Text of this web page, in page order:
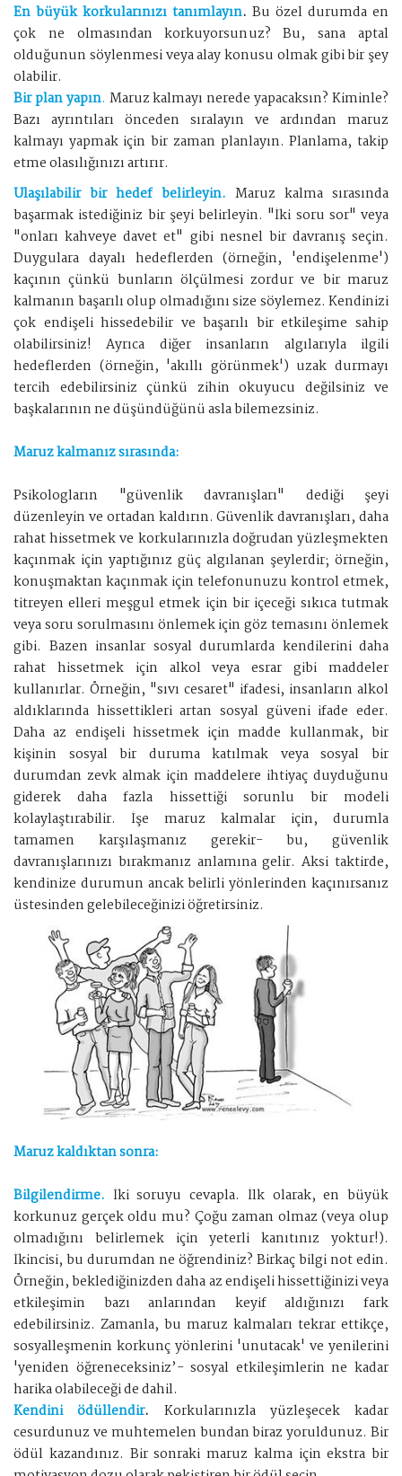
En büyük korkularınızı tanımlayın. Bu özel durumda en
çok ne olmasından korkuyorsunuz? Bu, sana aptal
olduğunun söylenmesi veya alay konusu olmak gibi bir şey
olabilir.
Bir plan yapın. Maruz kalmayı nerede yapacaksın? Kiminle?
Bazı ayrıntıları önceden sıralayın ve ardından maruz
kalmayı yapmak için bir zaman planlayın. Planlama, takip
etme olasılığınızı artırır.
Ulaşılabilir bir hedef belirleyin. Maruz kalma sırasında
başarmak istediğiniz bir şeyi belirleyin. "İki soru sor" veya
"onları kahveye davet et" gibi nesnel bir davranış seçin.
Duygulara dayalı hedeflerden (örneğin, 'endişelenme')
kaçının çünkü bunların ölçülmesi zordur ve bir maruz
kalmanın başarılı olup olmadığını size söylemez. Kendinizi
çok endişeli hissedebilir ve başarılı bir etkileşime sahip
olabilirsiniz! Ayrıca diğer insanların algılarıyla ilgili
hedeflerden (örneğin, 'akıllı görünmek') uzak durmayı
tercih edebilirsiniz çünkü zihin okuyucu değilsiniz ve
başkalarının ne düşündüğünü asla bilemezsiniz.
Maruz kalmanız sırasında:
Psikologların "güvenlik davranışları" dediği şeyi
düzenleyin ve ortadan kaldırın. Güvenlik davranışları, daha
rahat hissetmek ve korkularınızla doğrudan yüzleşmekten
kaçınmak için yaptığınız güç algılanan şeylerdir; örneğin,
konuşmaktan kaçınmak için telefonunuzu kontrol etmek,
titreyen elleri meşgul etmek için bir içeceği sıkıca tutmak
veya soru sorulmasını önlemek için göz temasını önlemek
gibi. Bazen insanlar sosyal durumlarda kendilerini daha
rahat hissetmek için alkol veya esrar gibi maddeler
kullanırlar. Örneğin, "sıvı cesaret" ifadesi, insanların alkol
aldıklarında hissettikleri artan sosyal güveni ifade eder.
Daha az endişeli hissetmek için madde kullanmak, bir
kişinin sosyal bir duruma katılmak veya sosyal bir
durumdan zevk almak için maddelere ihtiyaç duyduğunu
giderek daha fazla hissettiği sorunlu bir modeli
kolaylaştırabilir. İşe maruz kalmalar için, durumla
tamamen karşılaşmanız gerekir- bu, güvenlik
davranışlarınızı bırakmanız anlamına gelir. Aksi taktirde,
kendinize durumun ancak belirli yönlerinden kaçınırsanız
üstesinden gelebileceğinizi öğretirsiniz.
Maruz kaldıktan sonra:
Bilgilendirme. İki soruyu cevapla. İlk olarak, en büyük
korkunuz gerçek oldu mu? Çoğu zaman olmaz (veya olup
olmadığını belirlemek için yeterli kanıtınız yoktur!).
İkincisi, bu durumdan ne öğrendiniz? Birkaç bilgi not edin.
Örneğin, beklediğinizden daha az endişeli hissettiğinizi veya
etkileşimin bazı anlarından keyif aldığınızı fark
edebilirsiniz. Zamanla, bu maruz kalmaları tekrar ettikçe,
sosyalleşmenin korkunç yönlerini 'unutacak' ve yenilerini
'yeniden öğreneceksiniz’- sosyal etkileşimlerin ne kadar
harika olabileceği de dahil.
Kendini ödüllendir. Korkularınızla yüzleşecek kadar
cesurdunuz ve muhtemelen bundan biraz yoruldunuz. Bir
ödül kazandınız. Bir sonraki maruz kalma için ekstra bir